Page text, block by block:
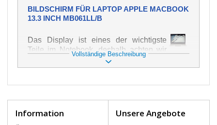
BILDSCHIRM FÜR LAPTOP APPLE MACBOOK
13.3 INCH MB061LL/B
Das Display ist eines der wichtigste
Teile im Notebook, deshalb achten wir
auf höchste Qualität dieses Ersatzteils.
Er dient zur Darstellung von Texten und
schnell, deshalb ist es wichtig, mit dem
Zu den häufigsten Beschädigungen
Vollständige Beschreibung
Information Unsere Angebote